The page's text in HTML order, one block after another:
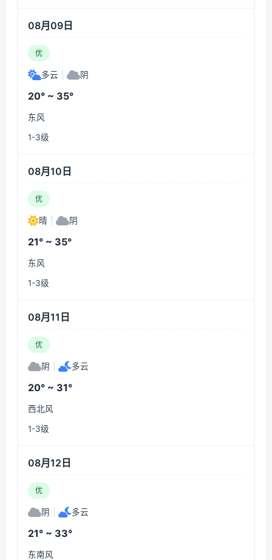
08月09日
优
多云 阴
20° ~ 35°
东风
1-3级
08月10日
优
晴 阴
21° ~ 35°
东风
1-3级
08月11日
优
阴 多云
20° ~ 31°
西北风
1-3级
08月12日
优
阴 多云
21° ~ 33°
东南风